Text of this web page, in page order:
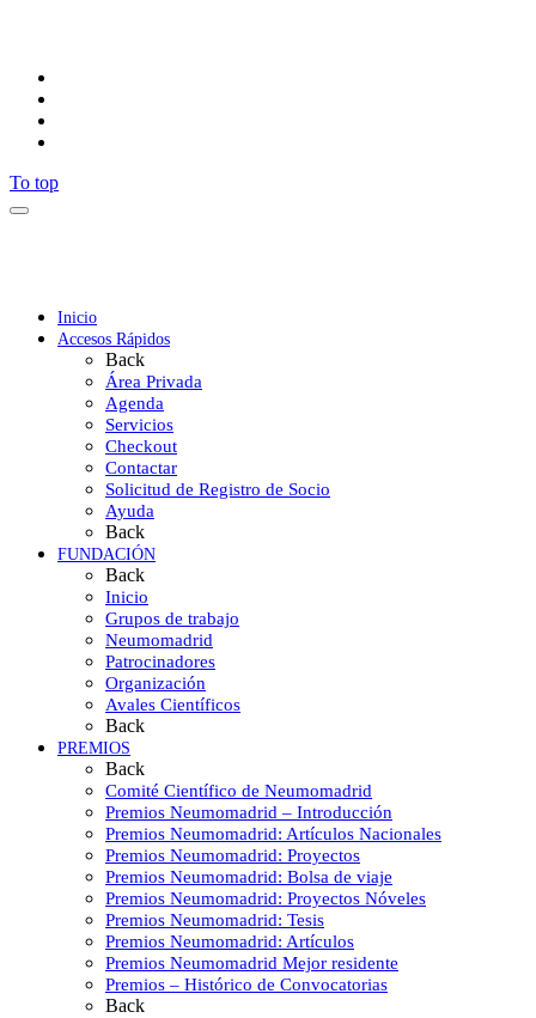
To top
Inicio
Accesos Rápidos
Back
Área Privada
Agenda
Servicios
Checkout
Contactar
Solicitud de Registro de Socio
Ayuda
Back
FUNDACIÓN
Back
Inicio
Grupos de trabajo
Neumomadrid
Patrocinadores
Organización
Avales Científicos
Back
PREMIOS
Back
Comité Científico de Neumomadrid
Premios Neumomadrid – Introducción
Premios Neumomadrid: Artículos Nacionales
Premios Neumomadrid: Proyectos
Premios Neumomadrid: Bolsa de viaje
Premios Neumomadrid: Proyectos Nóveles
Premios Neumomadrid: Tesis
Premios Neumomadrid: Artículos
Premios Neumomadrid Mejor residente
Premios – Histórico de Convocatorias
Back